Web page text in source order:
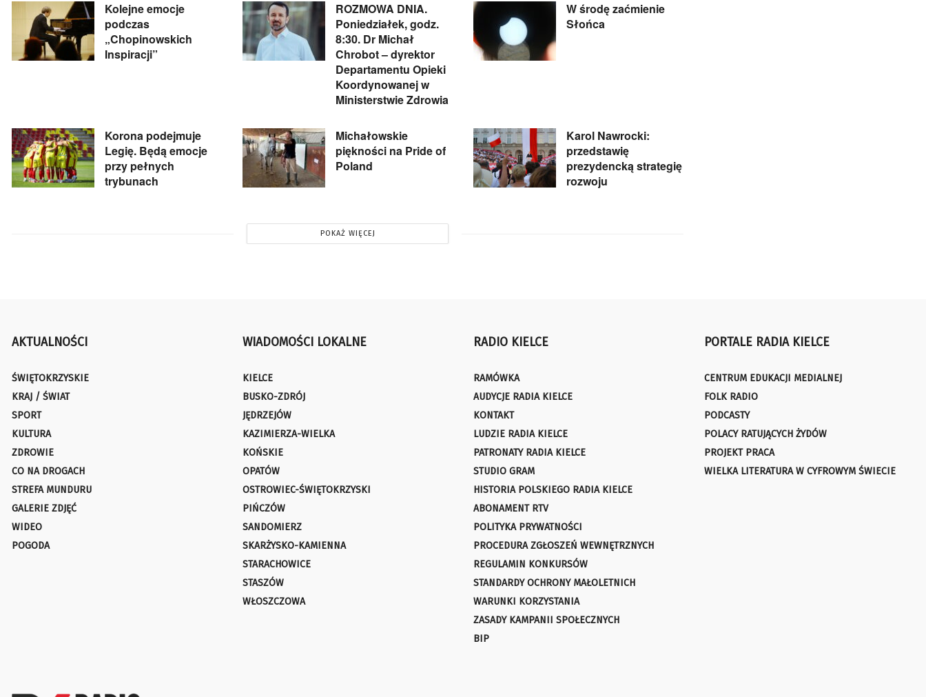
Kolejne emocje
podczas
„Chopinowskich
Inspiracji”
ROZMOWA DNIA.
Poniedziałek, godz.
8:30. Dr Michał
Chrobot – dyrektor
Departamentu Opieki
Koordynowanej w
Ministerstwie Zdrowia
W środę zaćmienie
Słońca
Korona podejmuje
Legię. Będą emocje
przy pełnych
trybunach
Michałowskie
piękności na Pride of
Poland
Karol Nawrocki:
przedstawię
prezydencką strategię
rozwoju
POKAŻ WIĘCEJ
AKTUALNOŚCI
ŚWIĘTOKRZYSKIE
KRAJ / ŚWIAT
SPORT
KULTURA
ZDROWIE
CO NA DROGACH
STREFA MUNDURU
GALERIE ZDJĘĆ
WIDEO
POGODA
WIADOMOŚCI LOKALNE
KIELCE
BUSKO-ZDRÓJ
JĘDRZEJÓW
KAZIMIERZA-WIELKA
KOŃSKIE
OPATÓW
OSTROWIEC-ŚWIĘTOKRZYSKI
PIŃCZÓW
SANDOMIERZ
SKARŻYSKO-KAMIENNA
STARACHOWICE
STASZÓW
WŁOSZCZOWA
RADIO KIELCE
RAMÓWKA
AUDYCJE RADIA KIELCE
KONTAKT
LUDZIE RADIA KIELCE
PATRONATY RADIA KIELCE
STUDIO GRAM
HISTORIA POLSKIEGO RADIA KIELCE
ABONAMENT RTV
POLITYKA PRYWATNOŚCI
PROCEDURA ZGŁOSZEŃ WEWNĘTRZNYCH
REGULAMIN KONKURSÓW
STANDARDY OCHRONY MAŁOLETNICH
WARUNKI KORZYSTANIA
ZASADY KAMPANII SPOŁECZNYCH
BIP
PORTALE RADIA KIELCE
CENTRUM EDUKACJI MEDIALNEJ
FOLK RADIO
PODCASTY
POLACY RATUJĄCYCH ŻYDÓW
PROJEKT PRACA
WIELKA LITERATURA W CYFROWYM ŚWIECIE